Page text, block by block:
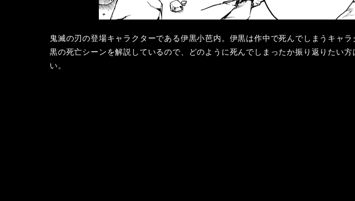
鬼滅の刃の登場キャラクターである伊黒小芭内。伊黒は作中で死んでしまうキャラ
黒の死亡シーンを解説しているので、どのように死んでしまったか振り返りたい方
い。